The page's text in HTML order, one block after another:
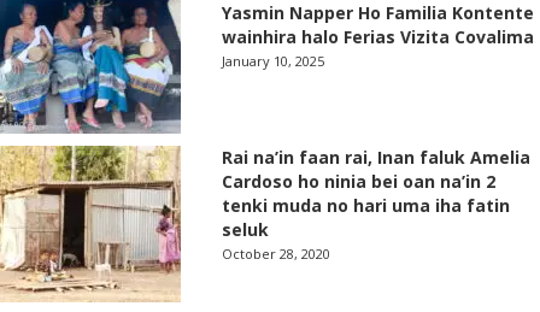
Yasmin Napper Ho Familia Kontente
wainhira halo Ferias Vizita Covalima
January 10, 2025
Rai na’in faan rai, Inan faluk Amelia
Cardoso ho ninia bei oan na’in 2
tenki muda no hari uma iha fatin
seluk
October 28, 2020